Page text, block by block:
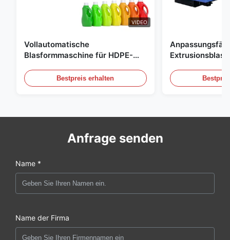
VIDEO
Vollautomatische
Blasformmaschine für HDPE-
PE-FlaschenBestpreis erhalten
Blasformgeräte
Anfrage senden
Name *
Name der Firma